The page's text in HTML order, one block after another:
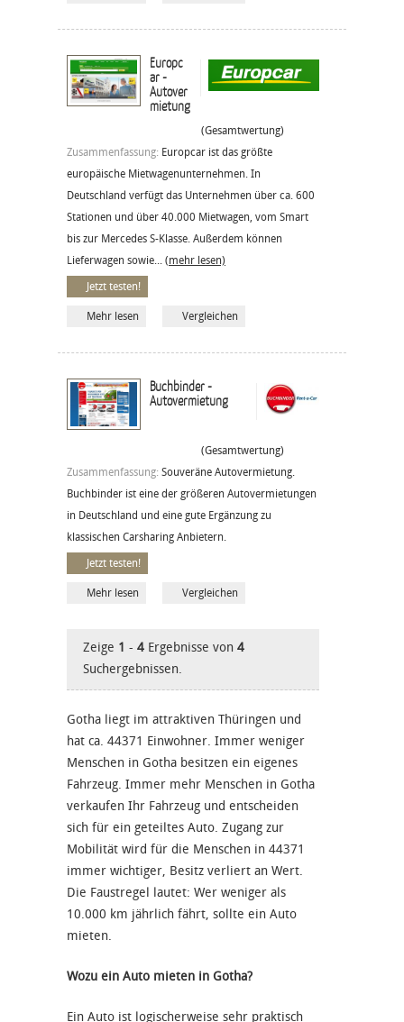
Europc
ar -
Autover
mietung
(Gesamtwertung)
Zusammenfassung: Europcar ist das größte
europäische Mietwagenunternehmen. In
Deutschland verfügt das Unternehmen über ca. 600
Stationen und über 40.000 Mietwagen, vom Smart
bis zur Mercedes S-Klasse. Außerdem können
Lieferwagen sowie... (mehr lesen)
Jetzt testen!
Mehr lesen Vergleichen
Buchbinder -
Autovermietung
(Gesamtwertung)
Zusammenfassung: Souveräne Autovermietung.
Buchbinder ist eine der größeren Autovermietungen
in Deutschland und eine gute Ergänzung zu
klassischen Carsharing Anbietern.
Jetzt testen!
Mehr lesen Vergleichen
Zeige 1 - 4 Ergebnisse von 4
Suchergebnissen.
Gotha liegt im attraktiven Thüringen und
hat ca. 44371 Einwohner. Immer weniger
Menschen in Gotha besitzen ein eigenes
Fahrzeug. Immer mehr Menschen in Gotha
verkaufen Ihr Fahrzeug und entscheiden
sich für ein geteiltes Auto. Zugang zur
Mobilität wird für die Menschen in 44371
immer wichtiger, Besitz verliert an Wert.
Die Faustregel lautet: Wer weniger als
10.000 km jährlich fährt, sollte ein Auto
mieten.
Wozu ein Auto mieten in Gotha?
Ein Auto ist logischerweise sehr praktisch